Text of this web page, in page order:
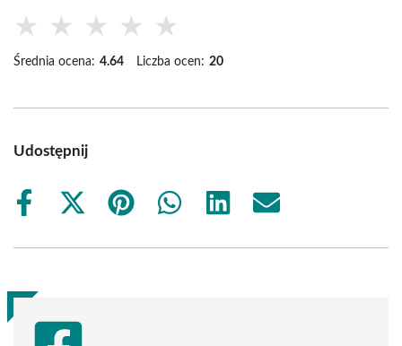
★ ★ ★ ★ ★
Średnia ocena: 4.64 Liczba ocen: 20
Udostępnij
Share
Share
(Twitter)
Share
Share
Share
Share